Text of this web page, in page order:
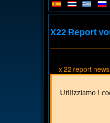
X22 Report
x 22 report